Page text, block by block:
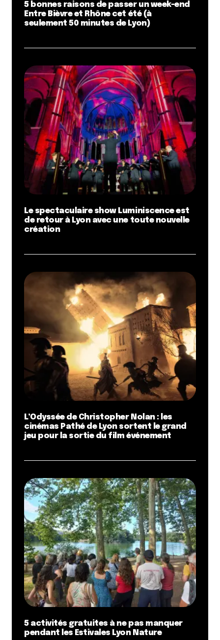
5 bonnes raisons de passer un week-end
Entre Bièvre et Rhône cet été (à
seulement 50 minutes de Lyon)
Le spectaculaire show Luminiscence est
de retour à Lyon avec une toute nouvelle
création
L’Odyssée de Christopher Nolan : les
cinémas Pathé de Lyon sortent le grand
jeu pour la sortie du film événement
5 activités gratuites à ne pas manquer
pendant les Estivales Lyon Nature